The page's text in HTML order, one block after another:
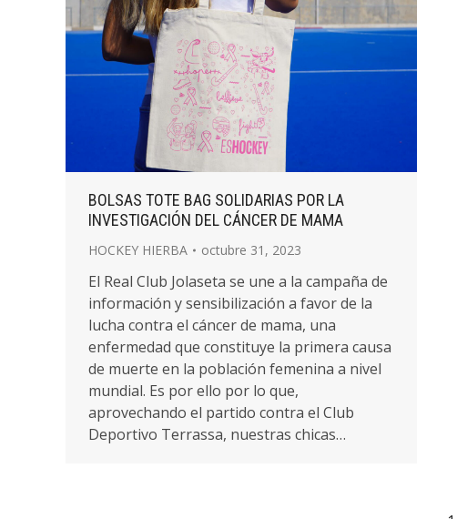
BOLSAS TOTE BAG SOLIDARIAS POR LA
INVESTIGACIÓN DEL CÁNCER DE MAMA
HOCKEY HIERBA octubre 31, 2023
El Real Club Jolaseta se une a la campaña de
información y sensibilización a favor de la
lucha contra el cáncer de mama, una
enfermedad que constituye la primera causa
de muerte en la población femenina a nivel
mundial. Es por ello por lo que,
aprovechando el partido contra el Club
Deportivo Terrassa, nuestras chicas…